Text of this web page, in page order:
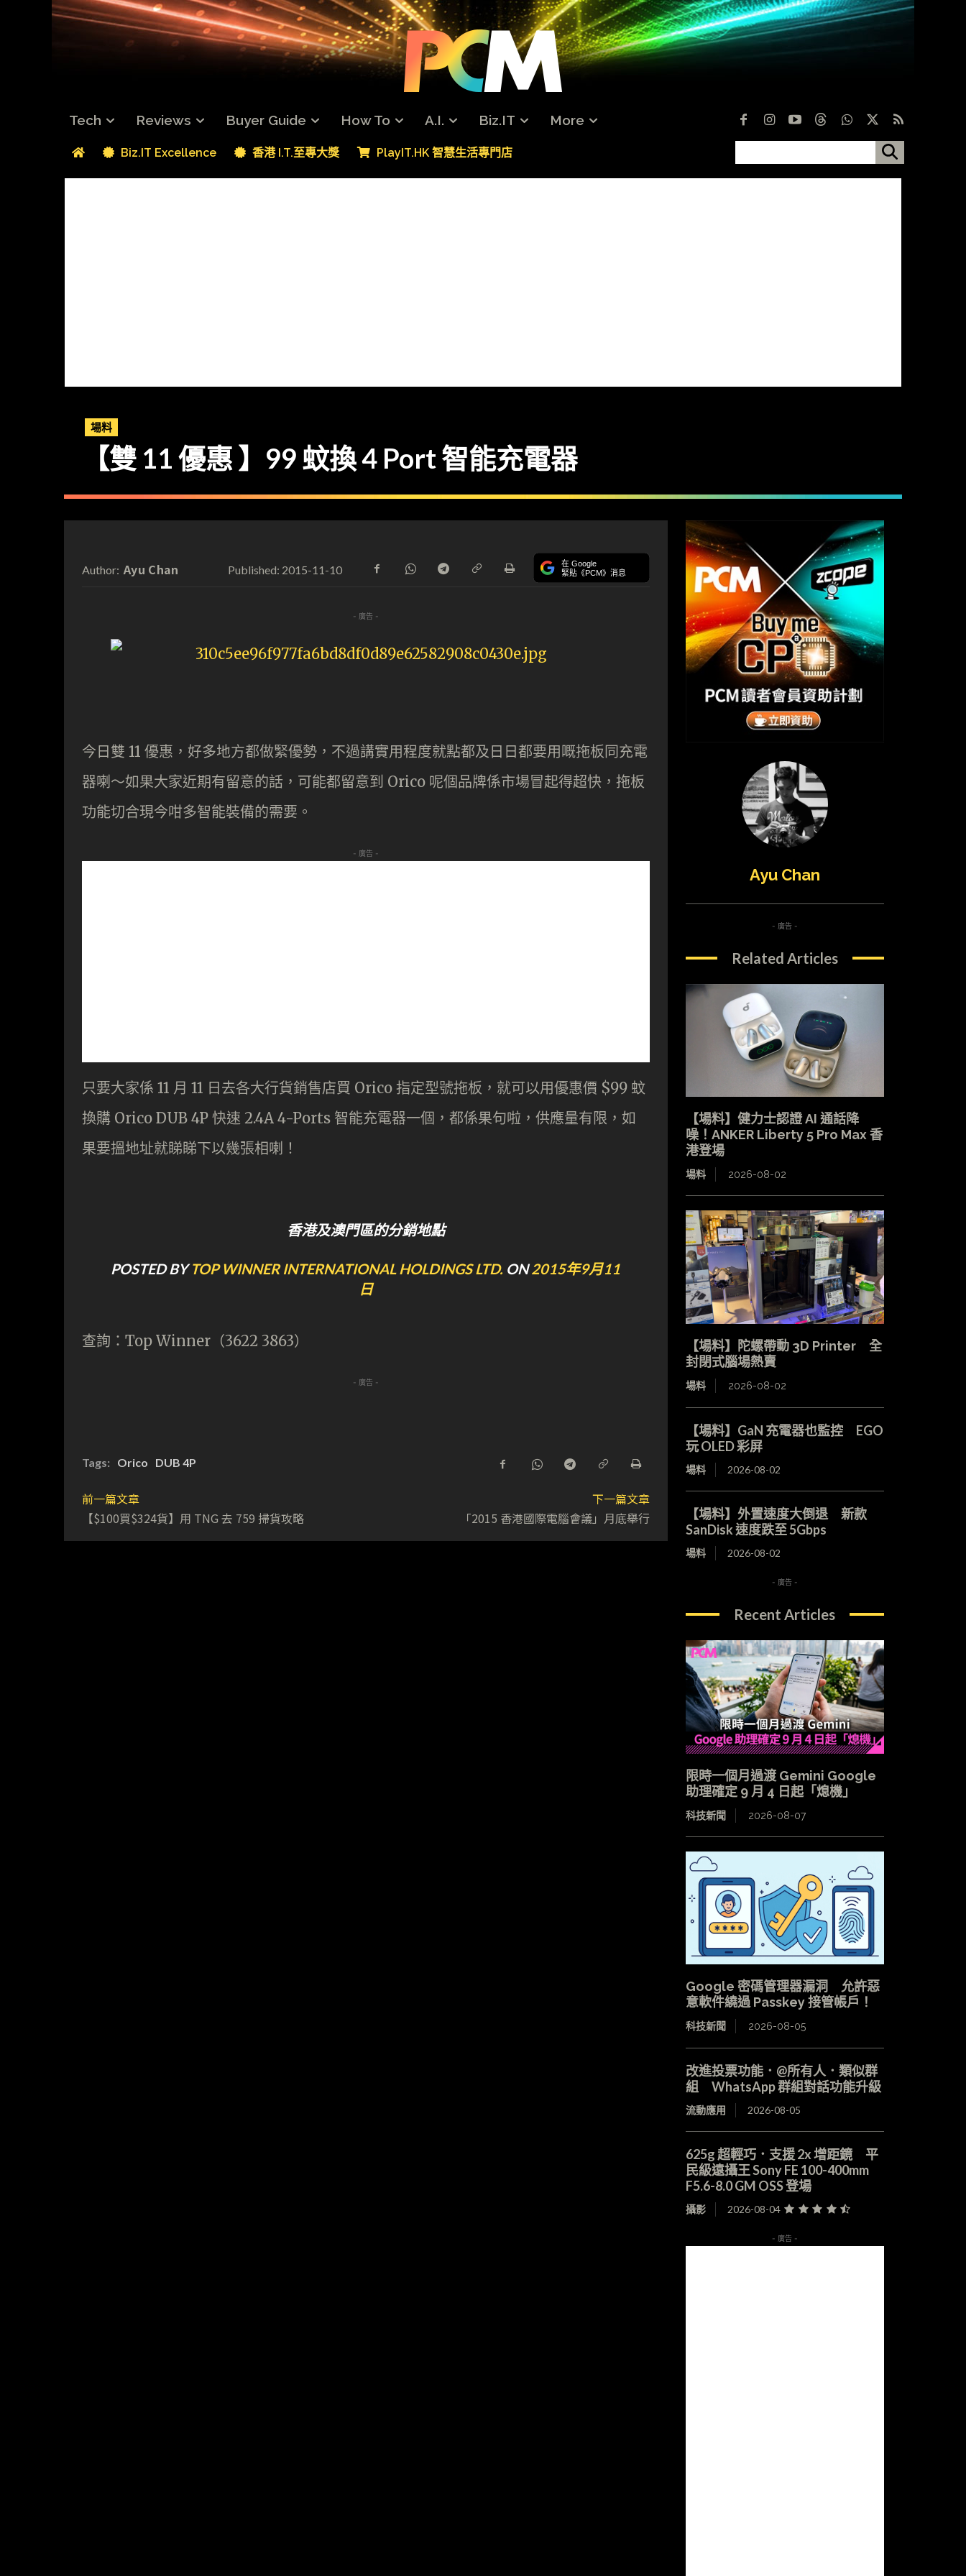
Tech Reviews Buyer Guide How To A.I. Biz.IT More
Biz.IT Excellence 香港 I.T.至專大獎 PlayIT.HK 智慧生活專門店
場料
【雙 11 優惠 】99 蚊換 4 Port 智能充電器
Author: Ayu Chan Published: 2015-11-10 在 Google
緊貼《PCM》消息
- 廣告 -
今日雙 11 優惠，好多地方都做緊優勢，不過講實用程度就點都及日日都要用嘅拖板同充電
器喇～如果大家近期有留意的話，可能都留意到 Orico 呢個品牌係市場冒起得超快，拖板
功能切合現今咁多智能裝備的需要。
- 廣告 -
只要大家係 11 月 11 日去各大行貨銷售店買 Orico 指定型號拖板，就可以用優惠價 $99 蚊
換購 Orico DUB 4P 快速 2.4A 4-Ports 智能充電器一個，都係果句啦，供應量有限，如
果要搵地址就睇睇下以幾張相喇！
香港及澳門區的分銷地點
POSTED BYTOP WINNER INTERNATIONAL HOLDINGS LTD. ON2015年9月11
日
查詢：Top Winner（3622 3863）
- 廣告 -
Tags: Orico DUB 4P
前一篇文章
【$100買$324貨】用 TNG 去 759 掃貨攻略
下一篇文章
「2015 香港國際電腦會議」月底舉行
Ayu Chan
- 廣告 -
Related Articles
【場料】健力士認證 AI 通話降
噪！ANKER Liberty 5 Pro Max 香
港登場
場料 2026-08-02
【場料】陀螺帶動 3D Printer 全
封閉式腦場熱賣
場料 2026-08-02
【場料】GaN 充電器也監控 EGO
玩 OLED 彩屏
場料 2026-08-02
【場料】外置速度大倒退 新款
SanDisk 速度跌至 5Gbps
場料 2026-08-02
- 廣告 -
Recent Articles
限時一個月過渡 Gemini Google
助理確定 9 月 4 日起「熄機」
科技新聞 2026-08-07
Google 密碼管理器漏洞 允許惡
意軟件繞過 Passkey 接管帳戶！
科技新聞 2026-08-05
改進投票功能．@所有人．類似群
組 WhatsApp 群組對話功能升級
流動應用 2026-08-05
625g 超輕巧．支援 2x 增距鏡 平
民級遠攝王 Sony FE 100-400mm
F5.6-8.0 GM OSS 登場
攝影 2026-08-04
- 廣告 -